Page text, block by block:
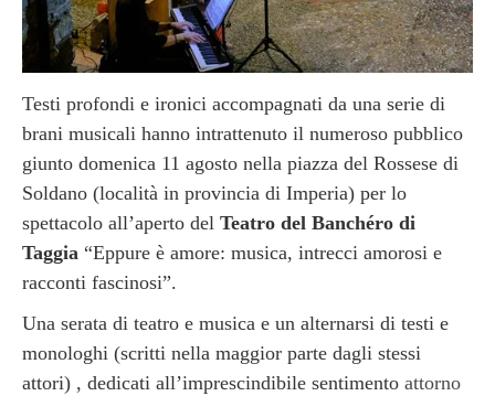
Testi profondi e ironici accompagnati da una serie di
brani musicali hanno intrattenuto il numeroso pubblico
giunto domenica 11 agosto nella piazza del Rossese di
Soldano (località in provincia di Imperia) per lo
spettacolo all’aperto del Teatro del Banchéro di
Taggia “Eppure è amore: musica, intrecci amorosi e
racconti fascinosi”.
Una serata di teatro e musica e un alternarsi di testi e
monologhi (scritti nella maggior parte dagli stessi
attori) , dedicati all’imprescindibile sentimento attorno